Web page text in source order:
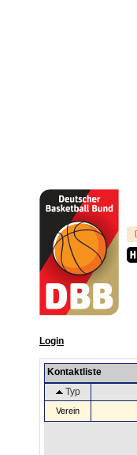
Login
Kontaktliste
Typ
Verein